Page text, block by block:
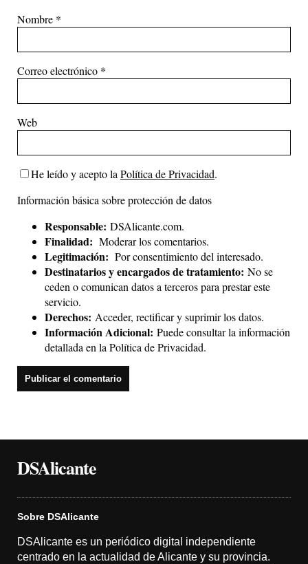
Nombre *
Correo electrónico *
Web
He leído y acepto laPolítica de Privacidad.
Información básica sobre protección de datos
Responsable: DSAlicante.com.
Finalidad: Moderar los comentarios.
Legitimación: Por consentimiento del interesado.
Destinatarios y encargados de tratamiento: No se
ceden o comunican datos a terceros para prestar este
servicio.
Derechos: Acceder, rectificar y suprimir los datos.
Información Adicional: Puede consultar la información
detallada en laPolítica de Privacidad.
DSAlicante
Sobre DSAlicante
DSAlicante es un periódico digital independiente
centrado en la actualidad de Alicante y su provincia.